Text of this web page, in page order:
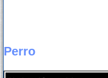
Perro